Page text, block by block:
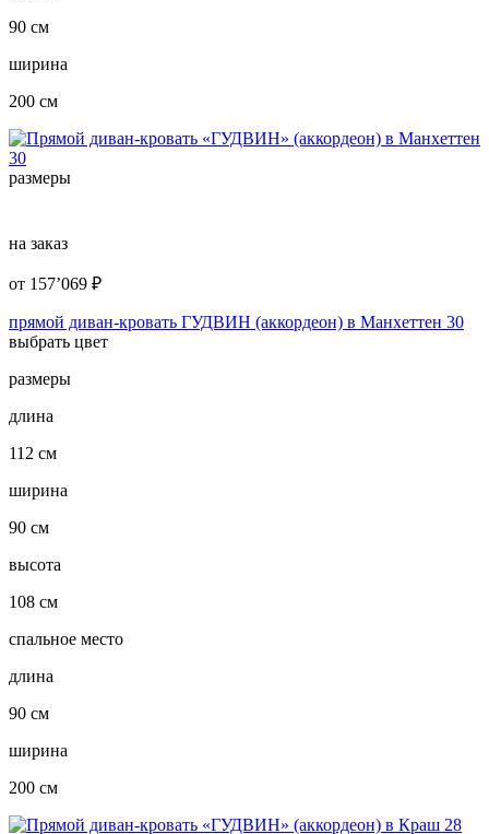
90 см
ширина
200 см
размеры
на заказ
от 157’069 ₽
прямой диван-кровать ГУДВИН (аккордеон) в Манхеттен 30
выбрать цвет
размеры
длина
112 см
ширина
90 см
высота
108 см
спальное место
длина
90 см
ширина
200 см